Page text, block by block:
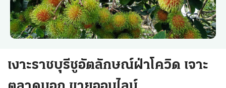
เงาะราชบุรีชูอัตลักษณ์ฝ่าโควิด เจาะ